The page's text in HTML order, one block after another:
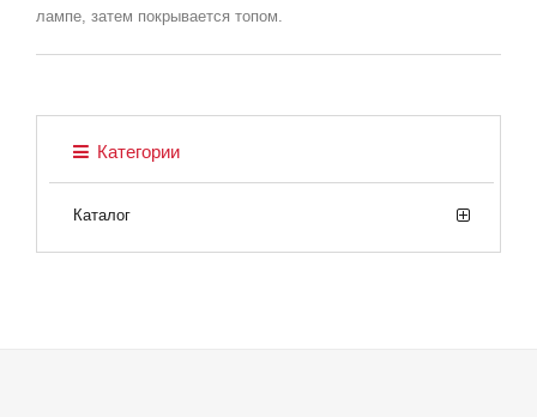
лампе, затем покрывается топом.
Категории
Каталог